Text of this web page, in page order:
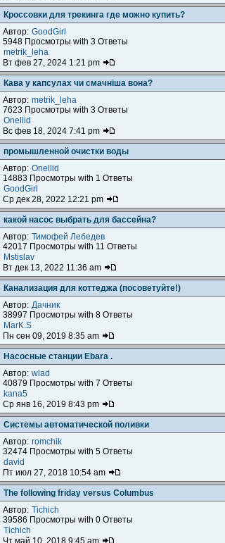
Кроссовки для трекинга где можно купить?
Автор: GoodGirl
5948 Просмотры with 3 Ответы
metrik_leha
Вт фев 27, 2024 1:21 pm
Кава у капсулах чи смачніша вона?
Автор: metrik_leha
7623 Просмотры with 3 Ответы
Onellid
Вс фев 18, 2024 7:41 pm
промышленной очистки воды
Автор: Onellid
14883 Просмотры with 1 Ответы
GoodGirl
Ср дек 28, 2022 12:21 pm
какой насос выбрать для бассейна?
Автор: Тимофей Лебедев
42017 Просмотры with 11 Ответы
Mstislav
Вт дек 13, 2022 11:36 am
Канализация для коттеджа (посоветуйте!)
Автор: Дачник
38997 Просмотры with 8 Ответы
MarK.S
Пн сен 09, 2019 8:35 am
Насосные станции Ebara .
Автор: wlad
40879 Просмотры with 7 Ответы
kana5
Ср янв 16, 2019 8:43 pm
Системы автоматической поливки
Автор: romchik
32474 Просмотры with 5 Ответы
david
Пт июл 27, 2018 10:54 am
The following friday versus Columbus
Автор: Tichich
39586 Просмотры with 0 Ответы
Tichich
Чт май 10, 2018 9:45 am